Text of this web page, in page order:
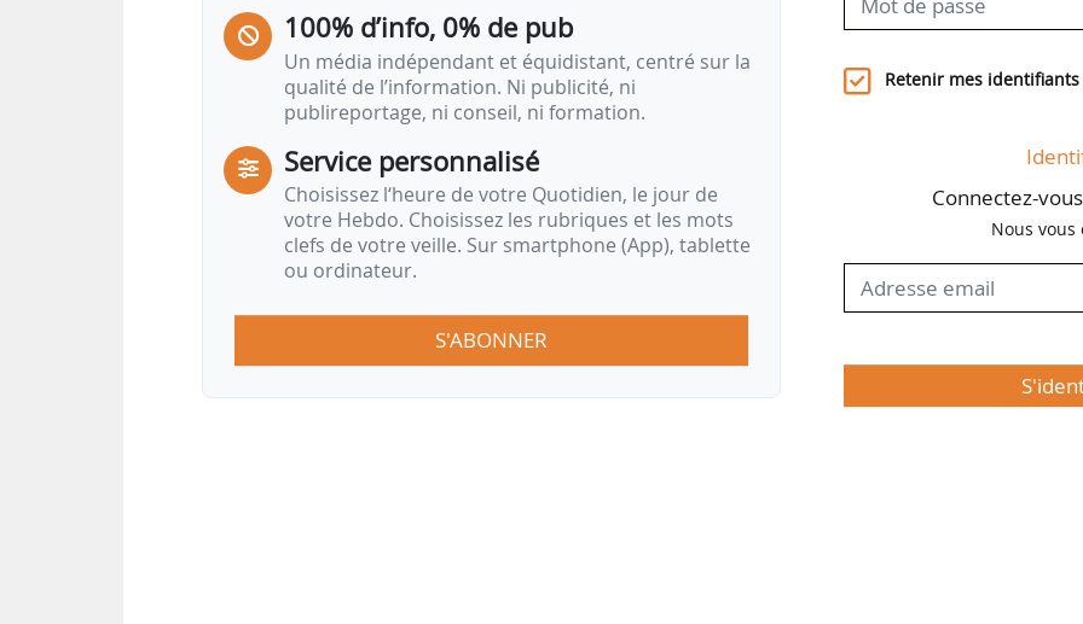
long terme) ;
Il a également porté sur la coopération en matière de « pêche durable » (gestion
stocks de poissons) et d’aquaculture, les forums internationaux, la recherche et
coopération…
100% d’info, 0% de pub
Un média indépendant et équidistant, centré sur la
qualité de l’information. Ni publicité, ni
publireportage, ni conseil, ni formation.
Service personnalisé
Choisissez l‘heure de votre Quotidien, le jour de
votre Hebdo. Choisissez les rubriques et les mots
clefs de votre veille. Sur smartphone (App), tablette
ou ordinateur.
S'ABONNER
Retenir mes identifiants
Connectez-
Nous vous